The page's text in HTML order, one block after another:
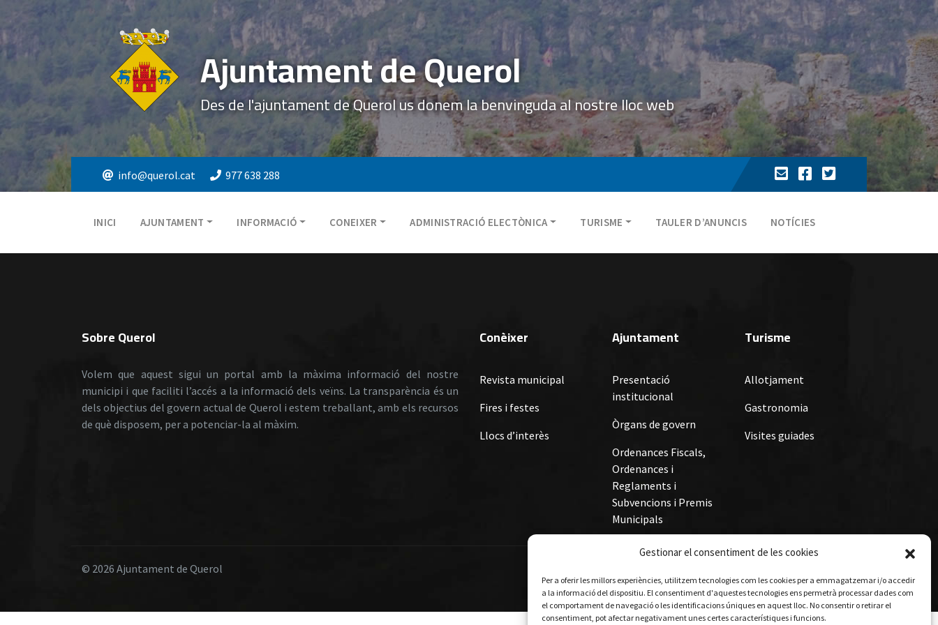
Gestionar el consentiment de les cookies
Per a oferir les millors experiències, utilitzem tecnologies com les cookies per a emmagatzemar i/o accedir
a la informació del dispositiu. El consentiment d'aquestes tecnologies ens permetrà processar dades com
el comportament de navegació o les identificacions úniques en aquest lloc. No consentir o retirar el
consentiment, pot afectar negativament unes certes característiques i funcions.
Ajuntament de Querol
Des de l'ajuntament de Querol us donem la benvinguda al nostre lloc web
info@querol.cat 977 638 288
INICI AJUNTAMENT INFORMACIÓ CONEIXER ADMINISTRACIÓ ELECTÒNICA TURISME TAULER D’ANUNCIS NOTÍCIES
Sobre Querol
Volem que aquest sigui un portal amb la màxima informació del nostre
municipi i que faciliti l’accés a la informació dels veïns. La transparència és un
dels objectius del govern actual de Querol i estem treballant, amb els recursos
de què disposem, per a potenciar-la al màxim.
Conèixer
Revista municipal
Fires i festes
Llocs d’interès
Ajuntament
Presentació
institucional
Òrgans de govern
Ordenances Fiscals,
Ordenances i
Reglaments i
Subvencions i Premis
Municipals
Turisme
Allotjament
Gastronomia
Visites guiades
© 2026 Ajuntament de Querol